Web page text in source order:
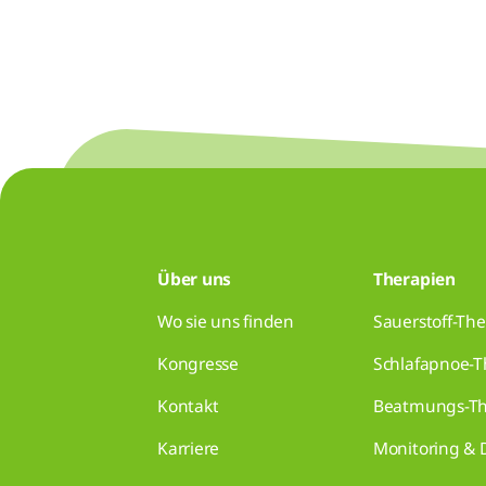
Über uns
Wo sie uns finden
Kongresse
Kontakt
Karriere
Therapien
Sauerstoff-
Schlafapnoe-
Beatmungs-
Monitoring &